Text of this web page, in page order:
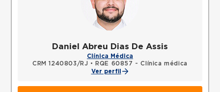
Daniel Abreu Dias De Assis
Clínica Médica
CRM 1240803/RJ •
RQE 60857 - Clínica médica
Ver perfil